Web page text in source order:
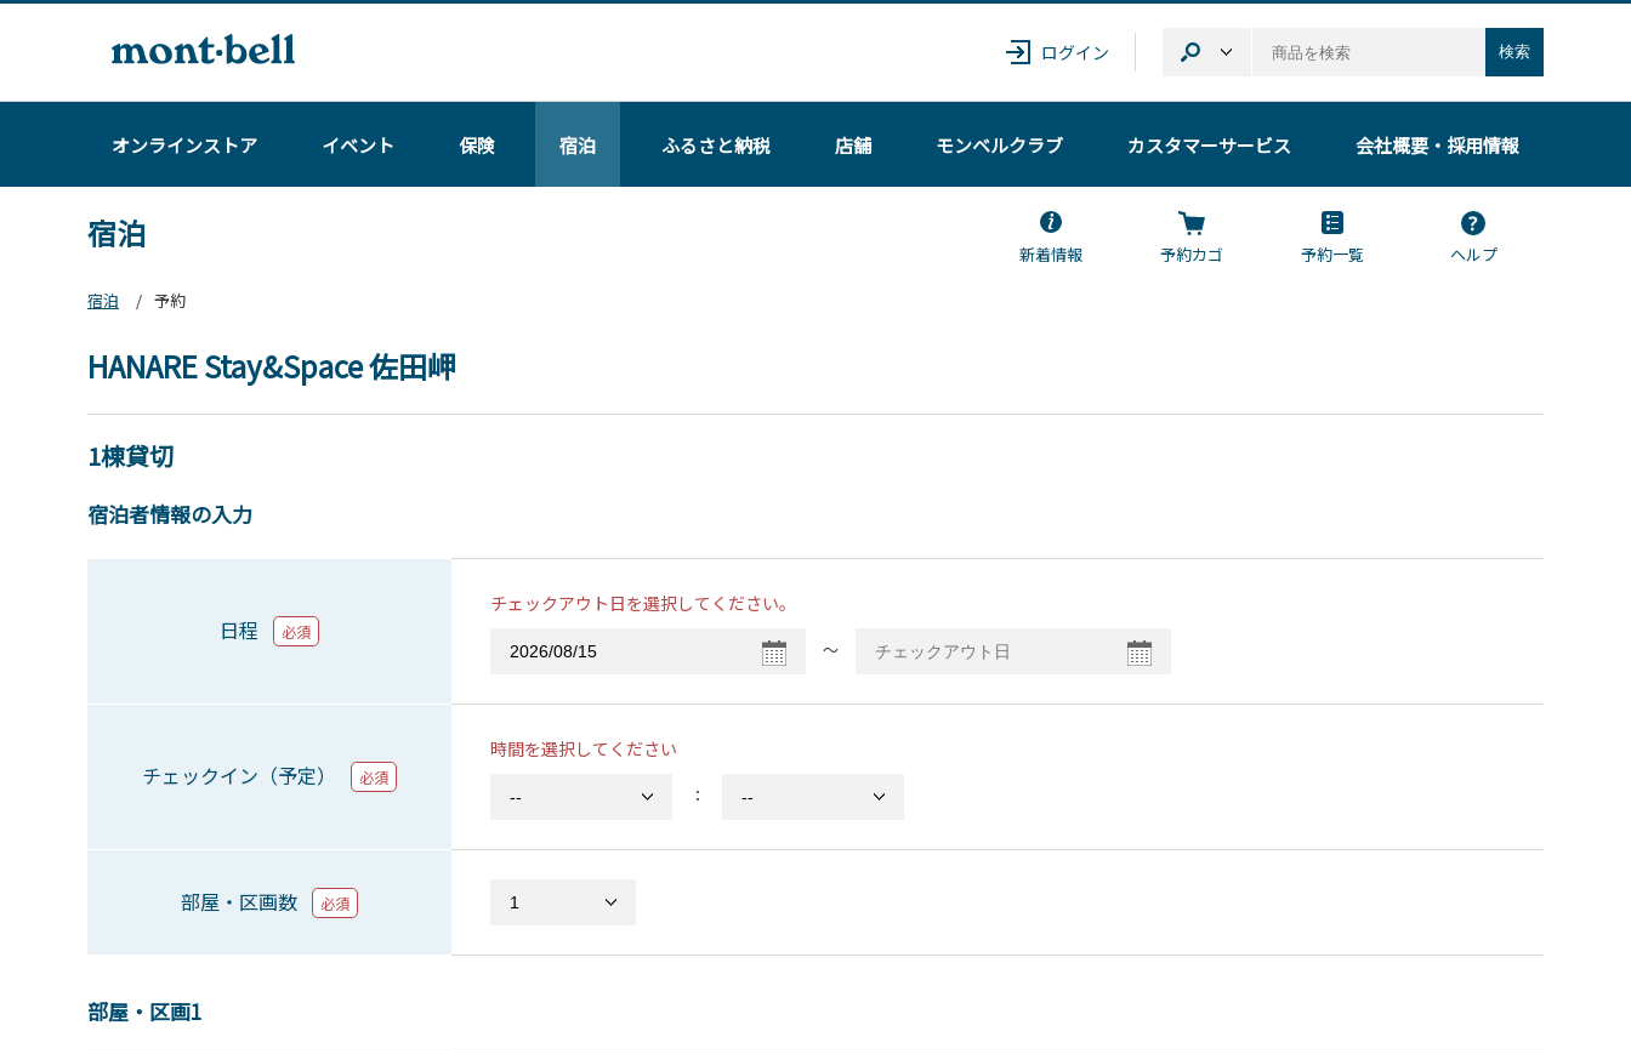
ログイン 検索
オンラインストア イベント 保険 宿泊 ふるさと納税 店舗 モンベルクラブ カスタマーサービス 会社概要・採用情報
宿泊
新着情報 予約カゴ 予約一覧
ヘルプ
宿泊
予約
HANARE Stay&Space 佐田岬
1棟貸切
宿泊者情報の入力
日程 必須
チェックアウト日を選択してください。
〜
チェックイン（予定） 必須
時間を選択してください
：
部屋・区画数 必須
部屋・区画1